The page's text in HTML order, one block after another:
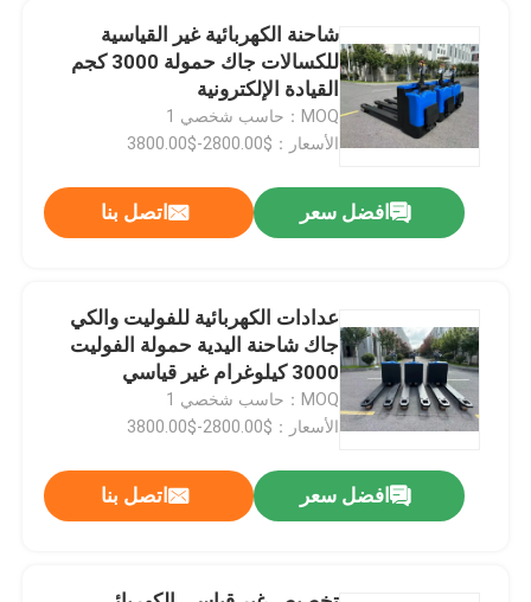
أشرطة فيديو
معلومات عنا
جولة في المعمل
اتصل بنا
أخبار
مدونة
شاحنة الكهربائية غير القياسية
للكسالات جاك حمولة 3000 كجم
القيادة الإلكترونية
MOQ：حاسب شخصي 1
الأسعار：$2800.00-$3800.00
افضل سعر اتصل بنا
عدادات الكهربائية للفوليت والكي
جاك شاحنة اليدية حمولة الفوليت
3000 كيلوغرام غير قياسي
MOQ：حاسب شخصي 1
الأسعار：$2800.00-$3800.00
افضل سعر اتصل بنا